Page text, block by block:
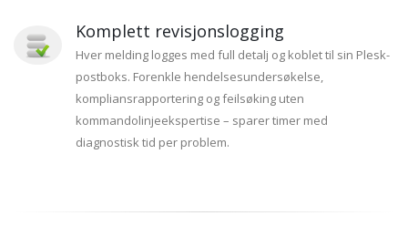
Komplett revisjonslogging
Hver melding logges med full detalj og koblet til sin Plesk-
postboks. Forenkle hendelsesundersøkelse,
kompliansrapportering og feilsøking uten
kommandolinjeekspertise – sparer timer med
diagnostisk tid per problem.